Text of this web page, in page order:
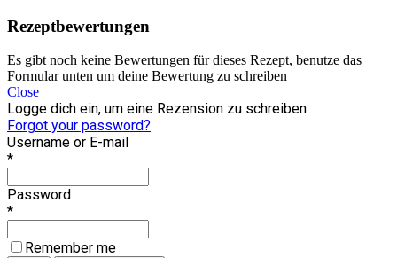
Rezeptbewertungen
Es gibt noch keine Bewertungen für dieses Rezept, benutze das
Formular unten um deine Bewertung zu schreiben
Close
Logge dich ein, um eine Rezension zu schreiben
Forgot your password?
Username or E-mail
*
Password
*
Remember me